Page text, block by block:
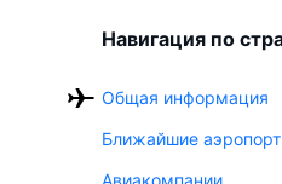
Навигация по
Общая информация
Ближайшие
Авиакомпании